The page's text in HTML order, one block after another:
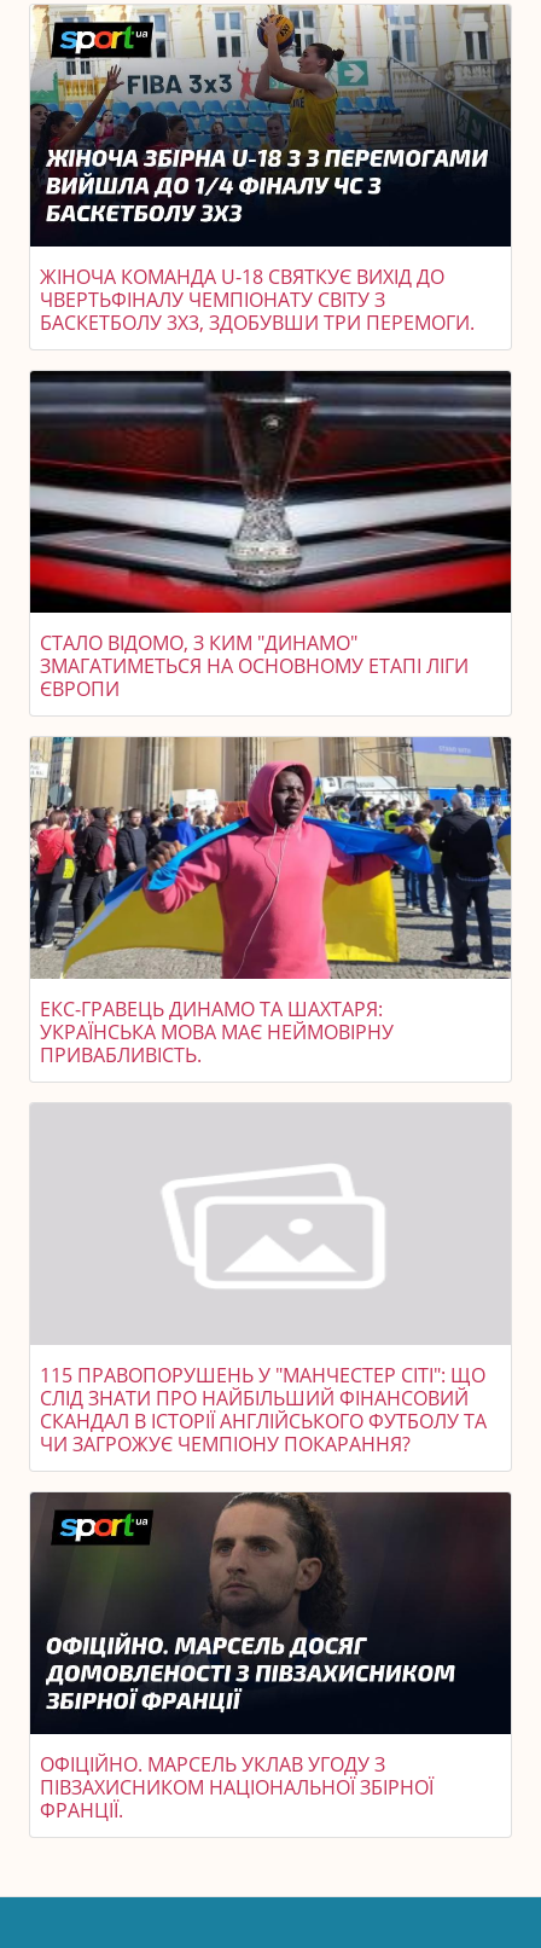
ЖІНОЧА КОМАНДА U-18 СВЯТКУЄ ВИХІД ДО
ЧВЕРТЬФІНАЛУ ЧЕМПІОНАТУ СВІТУ З
БАСКЕТБОЛУ 3X3, ЗДОБУВШИ ТРИ ПЕРЕМОГИ.
СТАЛО ВІДОМО, З КИМ "ДИНАМО"
ЗМАГАТИМЕТЬСЯ НА ОСНОВНОМУ ЕТАПІ ЛІГИ
ЄВРОПИ
ЕКС-ГРАВЕЦЬ ДИНАМО ТА ШАХТАРЯ:
УКРАЇНСЬКА МОВА МАЄ НЕЙМОВІРНУ
ПРИВАБЛИВІСТЬ.
115 ПРАВОПОРУШЕНЬ У "МАНЧЕСТЕР СІТІ": ЩО
СЛІД ЗНАТИ ПРО НАЙБІЛЬШИЙ ФІНАНСОВИЙ
СКАНДАЛ В ІСТОРІЇ АНГЛІЙСЬКОГО ФУТБОЛУ ТА
ЧИ ЗАГРОЖУЄ ЧЕМПІОНУ ПОКАРАННЯ?
ОФІЦІЙНО. МАРСЕЛЬ УКЛАВ УГОДУ З
ПІВЗАХИСНИКОМ НАЦІОНАЛЬНОЇ ЗБІРНОЇ
ФРАНЦІЇ.